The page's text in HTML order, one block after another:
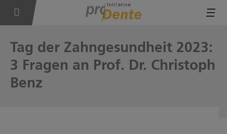
Tag der Zahngesundheit 2023:
3 Fragen an Prof. Dr. Christoph
Benz